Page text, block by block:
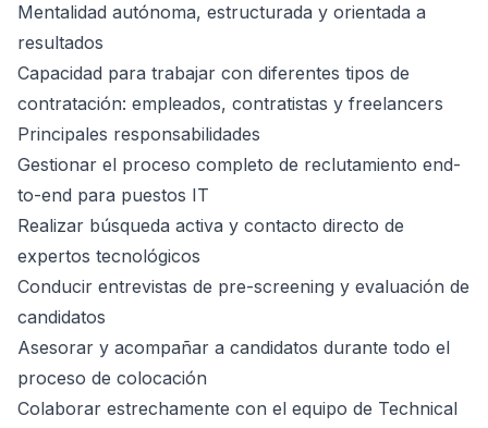
Mentalidad autónoma, estructurada y orientada a
resultados
Capacidad para trabajar con diferentes tipos de
contratación: empleados, contratistas y freelancers
Principales responsabilidades
Gestionar el proceso completo de reclutamiento end-
to-end para puestos IT
Realizar búsqueda activa y contacto directo de
expertos tecnológicos
Conducir entrevistas de pre-screening y evaluación de
candidatos
Asesorar y acompañar a candidatos durante todo el
proceso de colocación
Colaborar estrechamente con el equipo de Technical